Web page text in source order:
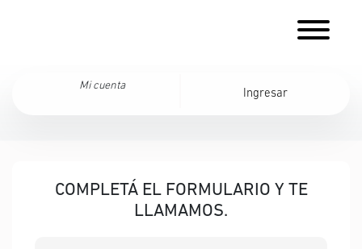
Mi cuenta
Ingresar
COMPLETÁ EL FORMULARIO Y TE
LLAMAMOS.